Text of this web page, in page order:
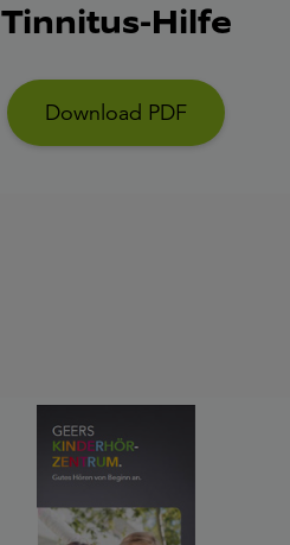
Tinnitus-Hilfe
Download PDF